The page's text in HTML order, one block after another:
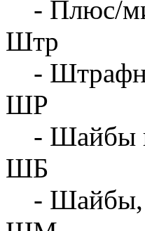
- Плюс/
Штр
-
ШР
- Шайбы
ШБ
- Шайбы,